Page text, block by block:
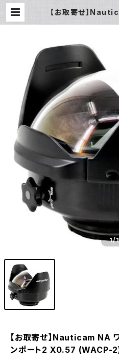
【お取寄せ】
1/1
【お取寄せ】Nauticam NA
ンポート2 X0.57 (WACP-